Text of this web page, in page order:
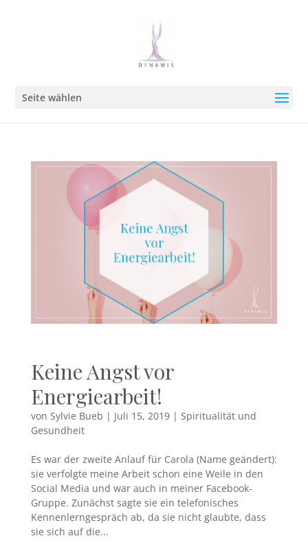
Seite wählen
Keine Angst vor
Energiearbeit!
von Sylvie Bueb | Juli 15, 2019| Spiritualität und
Gesundheit
Es war der zweite Anlauf für Carola (Name geändert):
sie verfolgte meine Arbeit schon eine Weile in den
Social Media und war auch in meiner Facebook-
Gruppe. Zunächst sagte sie ein telefonisches
Kennenlerngespräch ab, da sie nicht glaubte, dass
sie sich auf die...